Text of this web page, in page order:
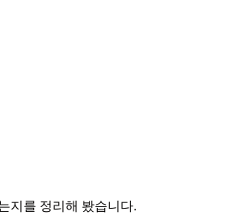
지를 정리해 봤습니다.